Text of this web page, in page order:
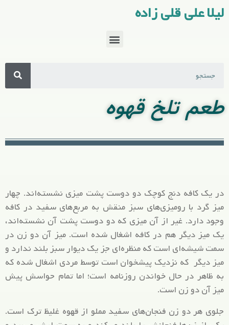
لیلا علی قلی زاده
طعم تلخ قهوه
در یک کافه دنج کوچک دو دوست پشت میزی نشسته‌اند. چهار
میز گرد با رومیزی‌های سبز منقش به مربع‌های سفید در کافه
وجود دارد. غیر از آن میزی که دو دوست پشت آن نشسته‌اند،
یک میز دیگر هم در کافه اشغال شده است. میز آن دو زن در
سمت شیشه‌ای است که منظره‌ای جز یک دیوار سبز بلند ندارد و
میز دیگر که نزدیک پیشخوان است توسط مردی اشغال شده که
به ظاهر در حال خواندن روزنامه است؛ اما تمام حواسش پیش
میز آن دو زن است.
جلوی هر دو زن فنجان‌های سفید مملو از قهوه غلیظ ترک است.